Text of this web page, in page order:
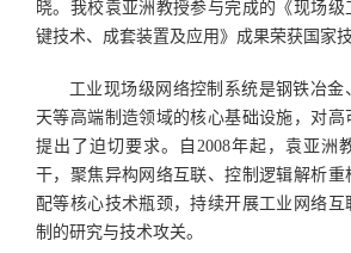
晓。我校袁亚洲教授参与完成的《现场级
键技术、成套装置及应用》成果荣获国家
工业现场级网络控制系统是钢铁冶金
天等高端制造领域的核心基础设施，对高
提出了迫切要求。自2008年起，袁亚洲
干，聚焦异构网络互联、控制逻辑解析重
配等核心技术瓶颈，持续开展工业网络
制的研究与技术攻关。